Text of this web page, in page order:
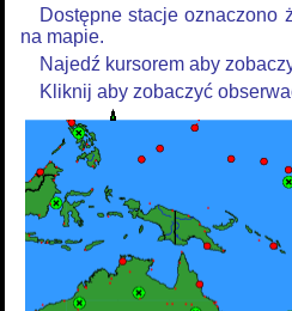
Dostępne stacje oznaczono
na mapie.
Najedź kursorem aby
Kliknij aby zobaczyć